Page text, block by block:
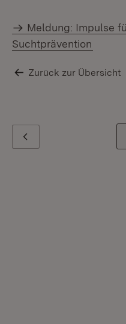
Meldung: Impulse
Suchtprävention
Zurück zur Übersicht